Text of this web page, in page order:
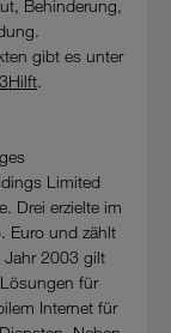
Behinderung,
gibt es unter
.
Limited
Drei erzielte im
Euro und zählt
Jahr 2003 gilt
für
Internet für